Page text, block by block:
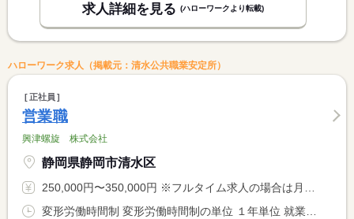
求人詳細を見る (ハローワークより転載)
ハローワーク求人（掲載元：清水公共職業安定所）
正社員
営業職
興津螺旋 株式会社
静岡県静岡市清水区
250,000円〜350,000円 ※フルタイム求人の場合は月額（換算額）、パート求人の場合は時間額を表示しています。
変形労働時間制 変形労働時間制の単位 １年単位 就業時間１ 8時20分〜17時20分 就業時間２ 8時00分〜17時00分 就業時間に関する特記事項 土曜以外 ８：２０〜１７：２０ <BR> 土曜 ８：００〜１７：００